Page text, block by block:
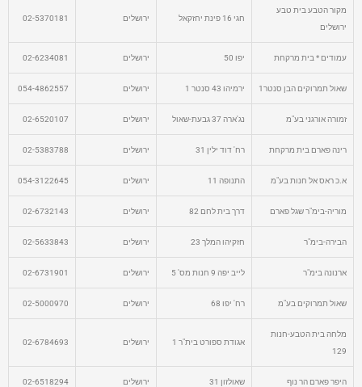
מקור הטבע בית טבע
ירושלים
חגי 16 פינת יחזקאל ירושלים 02-5370181
עמודים * בית מרקחת יפו 50 ירושלים 02-6234081
שאול תמרוקים הבן סנטר1 ירמיהו 43 סנטר 1 ירושלים 054-4862557
זמורה אורגני בע"מ נג'ארה 37 גבעת-שאול ירושלים 02-6520107
רינה פארם בית מרקחת רח' דוד ילין 31 ירושלים 02-5383788
א.כ ראס אל חנות בע"מ התנופה 11 ירושלים 054-3122645
מוריה-בימ"ר שגל פארם דרך בית לחם 82 ירושלים 02-6732143
הבירה-בימ"ר חזקיהו המלך 23 ירושלים 02-5633843
ארנונה בימ"ר לייב יפה 9 חנות מס' 5 ירושלים 02-6731901
שאול תמרוקים בע"מ רח' יפו 68 ירושלים 02-5000970
מלחה בית הטבע-חנות
129
אגודת ספורט בית"ר 1 ירושלים 02-6784693
היפר פארם הר נוף שאולזון 31 ירושלים 02-6518294